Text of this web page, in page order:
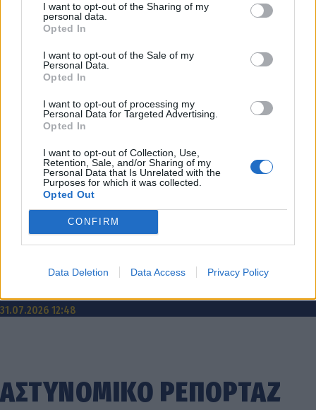
I want to opt-out of the Sharing of my
personal data.
Opted In
I want to opt-out of the Sale of my
Personal Data.
Opted In
I want to opt-out of processing my
Personal Data for Targeted Advertising.
Opted In
I want to opt-out of Collection, Use,
Retention, Sale, and/or Sharing of my
Personal Data that Is Unrelated with the
Purposes for which it was collected.
Opted Out
CONFIRM
Data Deletion Data Access Privacy Policy
Νέα Πελοπόννησος: Ο «Μητσοτακισμός» διαλύει
31.07.2026 12:48
ΑΣΤΥΝΟΜΙΚΟ ΡΕΠΟΡΤΑΖ